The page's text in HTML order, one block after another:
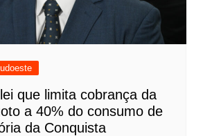
que limita cobrança da
a 40% do consumo de
da Conquista